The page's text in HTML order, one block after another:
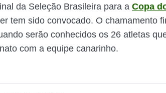
da Seleção Brasileira para a Copa
tem sido convocado. O chamamento
serão conhecidos os 26 atletas
com a equipe canarinho.